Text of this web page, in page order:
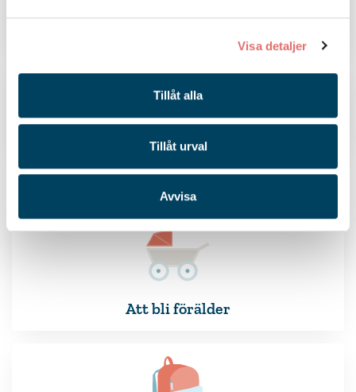
Visa detaljer
Tillåt alla
Tillåt urval
Avvisa
Mina livssituationer
Att bli förälder